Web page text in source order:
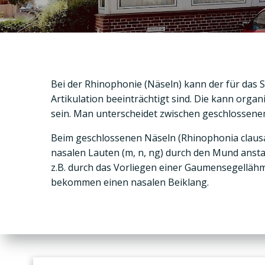
Bei der Rhinophonie (Näseln) kann der für
Artikulation beeinträchtigt sind. Die kann
sein. Man unterscheidet zwischen
Beim geschlossenen Näseln (Rhinophonia
nasalen Lauten (m, n, ng) durch den Mund
z.B. durch das Vorliegen einer
bekommen einen nasalen Beiklang.